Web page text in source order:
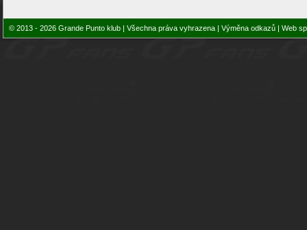
© 2013 - 2026 Grande Punto klub | Všechna práva vyhrazena | Výměna odkazů | Web